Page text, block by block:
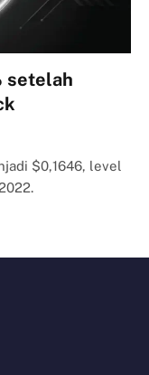
setelah
$0,1646, level